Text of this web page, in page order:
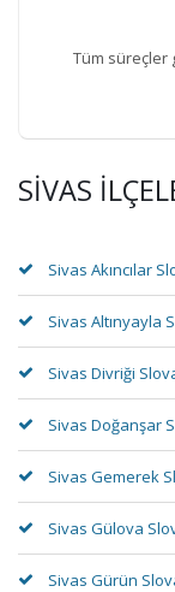
Tüm süreçler
SIVAS
Sivas Akıncılar
Sivas Altınyayla
Sivas Divriği
Sivas Doğanşar
Sivas Gemerek
Sivas Gülova
Sivas Gürün